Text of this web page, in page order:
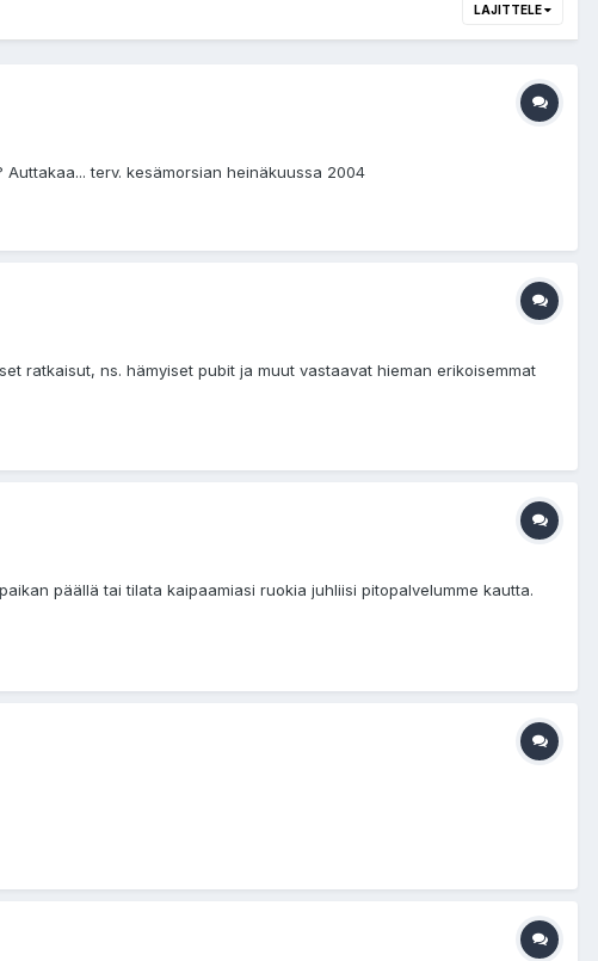
LAJITTELE
terv. kesämorsian heinäkuussa 2004
ratkaisut, ns. hämyiset pubit ja muut vastaavat hieman erikoisemmat
päällä tai tilata kaipaamiasi ruokia juhliisi pitopalvelumme kautta.